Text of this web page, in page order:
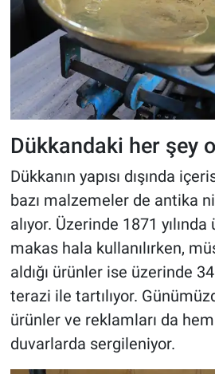
Dükkandaki her şey
Dükkanın yapısı dışında
bazı malzemeler de antika
alıyor. Üzerinde 1871
makas hala kullanılırken,
aldığı ürünler ise üzerinde
terazi ile tartılıyor.
ürünler ve reklamları da
duvarlarda sergileniyor.